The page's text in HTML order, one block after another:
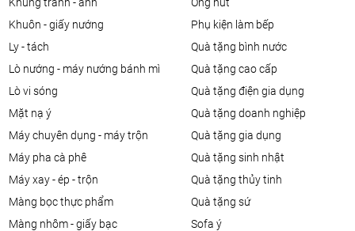
khuôn - giấy nướng
ly - tách
lò nướng - máy nướng bánh mì
lò vi sóng
mặt nạ ý
máy chuyên dụng - máy trộn
máy pha cà phê
máy xay - ép - trộn
màng bọc thực phẩm
màng nhôm - giấy bạc
phụ kiện làm bếp
quà tặng bình nước
quà tặng cao cấp
quà tặng điện gia dụng
quà tặng doanh nghiệp
quà tặng gia dụng
quà tặng sinh nhật
quà tặng thủy tinh
quà tặng sứ
sofa ý